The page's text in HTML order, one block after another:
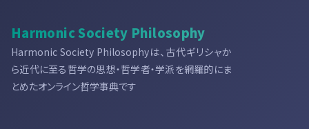
Harmonic Society Philosophy
Harmonic Society Philosophyは、古代ギリシャか
ら近代に至る哲学の思想・哲学者・学派を網羅的にま
とめたオンライン哲学事典です